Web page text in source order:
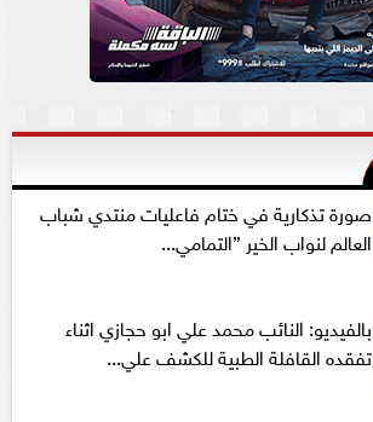
صورة تذكارية في ختام فاعليات منتدي شباب
العالم لنواب الخير ”التمامي...
بالفيديو: النائب محمد علي ابو حجازي اثناء
تفقده القافلة الطبية للكشف علي...